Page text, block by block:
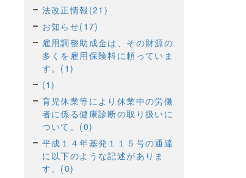
法改正情報(21)
お知らせ(17)
雇用調整助成金は、その財源の
多くを雇用保険料に頼っていま
す。(1)
(1)
育児休業等により休業中の労働
者に係る健康診断の取り扱いに
ついて。(0)
平成１４年基発１１５号の通達
に以下のような記述がありま
す。(0)